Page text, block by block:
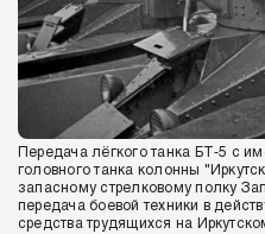
Передача лёгкого танка БТ-5 с
головного танка колонны
запасному стрелковому полку
передача боевой техники в
средства трудящихся на